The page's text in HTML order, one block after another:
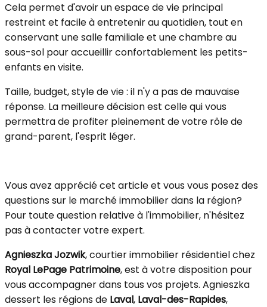
Cela permet d'avoir un espace de vie principal
restreint et facile à entretenir au quotidien, tout en
conservant une salle familiale et une chambre au
sous-sol pour accueillir confortablement les petits-
enfants en visite.
Taille, budget, style de vie : il n'y a pas de mauvaise
réponse. La meilleure décision est celle qui vous
permettra de profiter pleinement de votre rôle de
grand-parent, l'esprit léger.
Vous avez apprécié cet article et vous vous posez des
questions sur le marché immobilier dans la région?
Pour toute question relative à l'immobilier, n'hésitez
pas à contacter votre expert.
Agnieszka Jozwik, courtier immobilier résidentiel chez
Royal LePage Patrimoine, est à votre disposition pour
vous accompagner dans tous vos projets. Agnieszka
dessert les régions de Laval, Laval-des-Rapides,